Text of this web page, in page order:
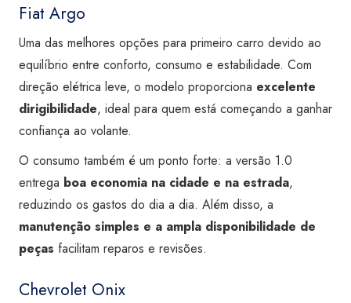
Fiat Argo
Uma das melhores opções para primeiro carro devido ao
equilíbrio entre conforto, consumo e estabilidade. Com
direção elétrica leve, o modelo proporciona excelente
dirigibilidade, ideal para quem está começando a ganhar
confiança ao volante.
O consumo também é um ponto forte: a versão 1.0
entrega boa economia na cidade e na estrada,
reduzindo os gastos do dia a dia. Além disso, a
manutenção simples e a ampla disponibilidade de
peças facilitam reparos e revisões.
Chevrolet Onix